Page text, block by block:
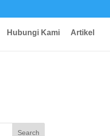
Hubungi Kami Artikel